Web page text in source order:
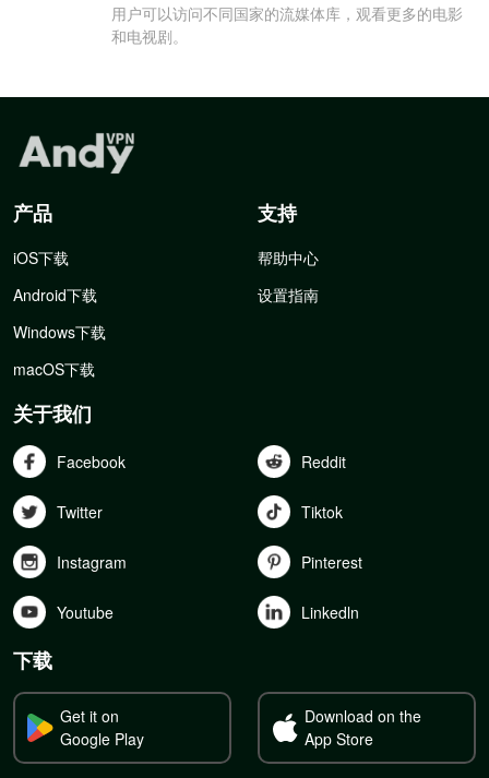
用户可以访问不同国家的流媒体库，观看更多的电影
和电视剧。
产品
iOS下载
Android下载
Windows下载
macOS下载
支持
帮助中心
设置指南
关于我们
Facebook Reddit
Twitter Tiktok
Instagram Pinterest
Youtube Linkedln
下载
Get it on
Google Play
Download on the
App Store